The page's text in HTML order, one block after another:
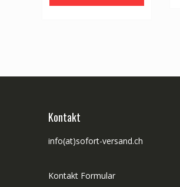
Kontakt
info(at)sofort-versand.ch
Kontakt Formular